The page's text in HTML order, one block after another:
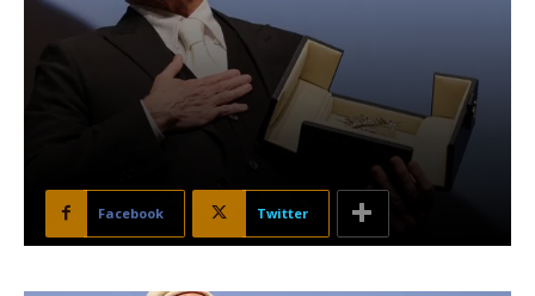
Facebook Twitter